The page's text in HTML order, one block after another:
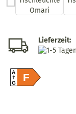
Lieferzeit:
A
GF